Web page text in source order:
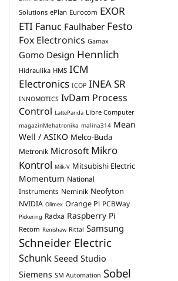
Solutions ePlan Eurocom EXOR
ETI Fanuc Faulhaber Festo
Fox Electronics Gamax
Gomo Design Hennlich
Hidraulika HMS ICM
Electronics ICOP INEA SR
INNOMOTICS IvDam Process
Control LattePanda Libre Computer
magazinMehatronika malina314 Mean
Well / ASIKO Melco-Buda
Metronik Microsoft Mikro
Kontrol Milk-V Mitsubishi Electric
Momentum National
Instruments Neminik Neofyton
NVIDIA Olimex Orange Pi PCBWay
Pickering Radxa Raspberry Pi
Recom Renishaw Rittal Samsung
Schneider Electric
Schunk Seeed Studio
Siemens SM Automation Sobel